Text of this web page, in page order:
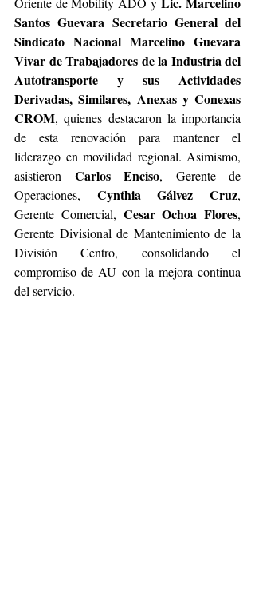
Santos Guevara Secretario General del
Sindicato Nacional Marcelino Guevara
Vivar de Trabajadores de la Industria del
Autotransporte y sus Actividades
Derivadas, Similares, Anexas y Conexas
CROM, quienes destacaron la importancia
de esta renovación para mantener el
liderazgo en movilidad regional. Asimismo,
asistieron Carlos Enciso, Gerente de
Operaciones, Cynthia Gálvez Cruz,
Gerente Comercial, Cesar Ochoa Flores,
Gerente Divisional de Mantenimiento de la
División Centro, consolidando el
compromiso de AU con la mejora continua
del servicio.